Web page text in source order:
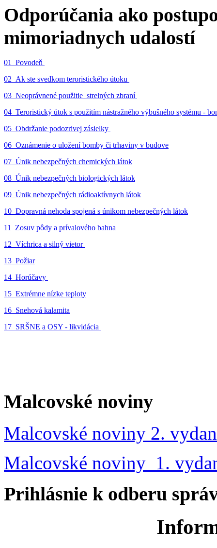
Odporúčania ako
mimoriadnych udalostí
01_Povodeň
02_Ak ste svedkom teroristického útoku
03_Neoprávnené použitie strelných zbraní
04_Teroristický útok s použitím nástražného výbušného systému -
05_Obdržanie podozrivej zásielky
06_Oznámenie o uložení bomby či trhaviny v budove
07_Únik nebezpečných chemických látok
08_Únik nebezpečných biologických látok
09_Únik nebezpečných rádioaktívnych látok
10_Dopravná nehoda spojená s únikom nebezpečných látok
11_Zosuv pôdy a prívalového bahna
12_Víchrica a silný vietor
13_Požiar
14_Horúčavy
15_Extrémne nízke teploty
16_Snehová kalamita
17_SRŠNE a OSY - likvidácia
Malcovské noviny
Malcovské noviny 2.
Malcovské noviny 1.
Prihlásnie k odberu